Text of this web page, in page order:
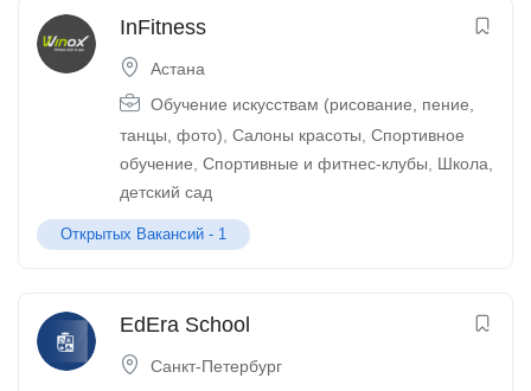
InFitness
Астана
Обучение искусствам (рисование, пение,
танцы, фото) Салоны красоты Спортивное
обучение Спортивные и фитнес-клубы
Школа,
детский сад
Открытых Вакансий - 1
EdEra School
Санкт-Петербург